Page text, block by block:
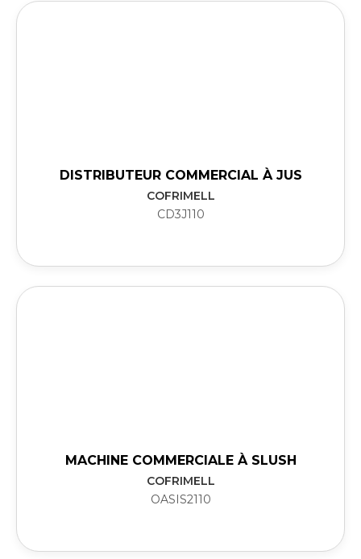
DISTRIBUTEUR COMMERCIAL À JUS
COFRIMELL
CD3J110
MACHINE COMMERCIALE À SLUSH
COFRIMELL
OASIS2110